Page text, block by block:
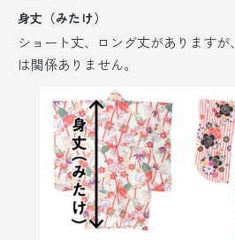
身丈（みたけ）
ショート丈、ロング丈がありますが、
は関係ありません。